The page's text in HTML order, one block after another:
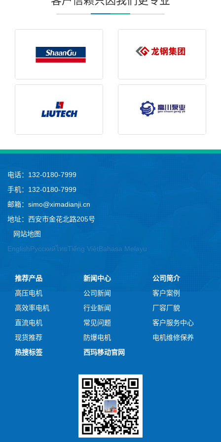
电话：132-0180-7999
手机：132-0180-7999
邮箱：simo@ximadianji.cn
地址：西安市金花北路205号
网站地图
EnglishРусскийไทยTiếng ViệtBahasa Melayu
推荐产品
高压电机
高效率电机
直流电机
现货推荐
新闻中心
公司新闻
行业新闻
常见问题
防爆电机
公司简介
客户案例
厂容厂貌
客户服务中心
电机维修保养
热搜标签
西玛移动官网